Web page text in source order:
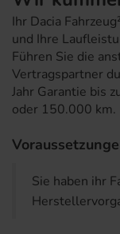
Ihr Dacia
und Ihre
Führen Sie die
Vertragspartner
Jahr Garantie bis
oder 150.000 km.
Sie haben ihr